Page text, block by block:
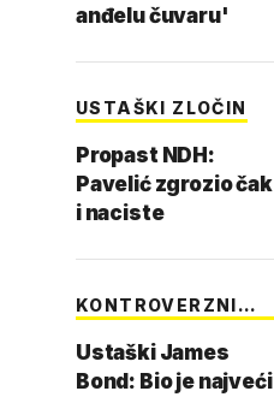
anđelu čuvaru'
USTAŠKI ZLOČIN
Propast NDH:
Pavelić zgrozio čak
i naciste
KONTROVERZNI
Ustaški James
Bond: Bio je najveći